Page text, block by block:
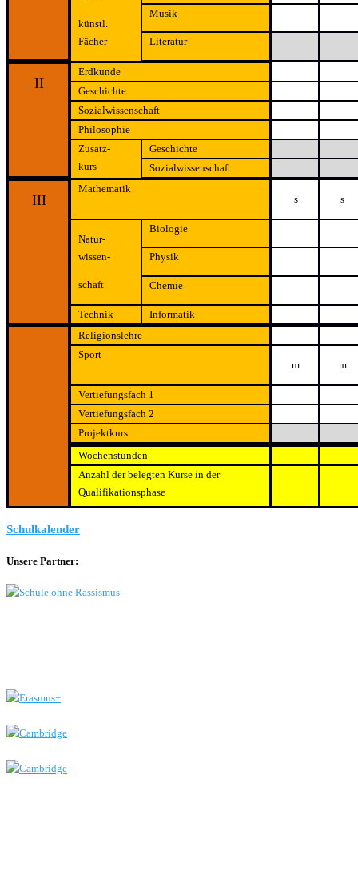
künstl.
Fächer
Musik
Literatur
II
Erdkunde
Geschichte
Sozialwissenschaft
Philosophie
Zusatz-
kurs
Geschichte
Sozialwissenschaft
III
Mathematik
s
s
Natur-
wissen-
schaft
Biologie
Physik
Chemie
Technik
Informatik
Religionslehre
Sport
m
m
Vertiefungsfach 1
Vertiefungsfach 2
Projektkurs
Wochenstunden
Anzahl der belegten Kurse in der
Qualifikationsphase
Schulkalender
Unsere Partner: